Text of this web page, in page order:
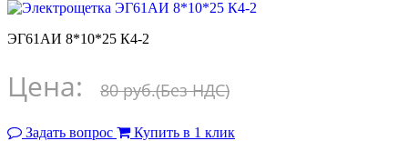
ЭГ61АИ 8*10*25 К4-2
Цена: 80 руб.(Без НДС)
Задать вопрос Купить в 1 клик